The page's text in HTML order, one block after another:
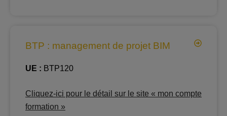
BTP : management de projet BIM
UE : BTP120
Cliquez-ici pour le détail sur le site « mon compte
formation »